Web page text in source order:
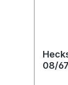
08/67